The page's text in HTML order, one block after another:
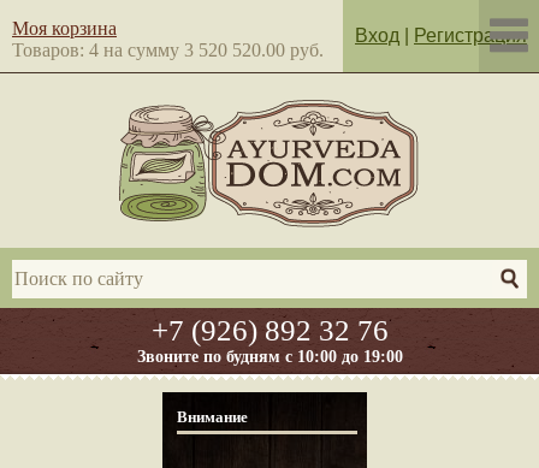
+7 (926) 892 32 76
Звоните по будням с 10:00 до 19:00
Моя корзина
Товаров: 4 на сумму 3 520 520.00 руб.
Вход Регистрация
Внимание